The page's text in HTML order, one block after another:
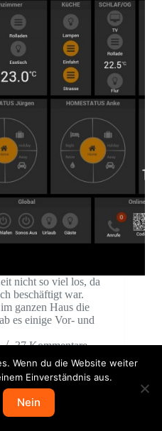
nicht so viel los, da
beschäftigt war.
ganzen Haus die
es einige Vor- und
37 Kommentare
Wenn du die Website weiter
Einverständnis aus.
Nein